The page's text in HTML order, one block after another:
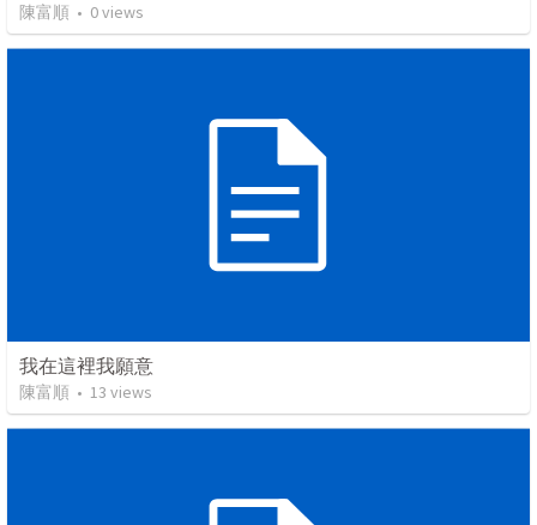
陳富順 • 0views
我在這裡我願意
陳富順 • 13 views